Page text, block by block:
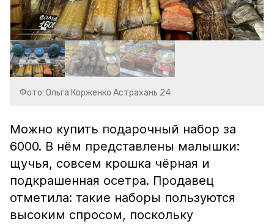
Фото: Ольга Корженко Астрахань 24
Можно купить подарочный набор за
6000. В нём представлены малышки:
щучья, совсем крошка чёрная и
подкрашенная осетра. Продавец
отметила: такие наборы пользуются
высоким спросом, поскольку